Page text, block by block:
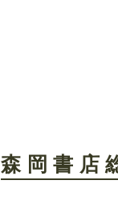
森岡書店